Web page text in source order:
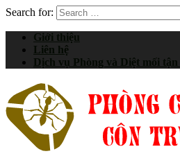
Search for:
Giới thiệu
Liên hệ
Dịch vụ Phòng và Diệt mối tận